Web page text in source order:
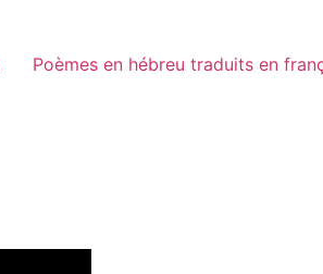
Poèmes en hébreu traduits en